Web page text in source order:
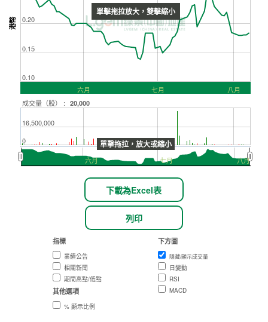
單擊拖拉放大，雙擊縮小
單擊拖拉，放大或縮小
港幣
0.10
0.15
0.20
成交量（股） : 20,000
六月 七月 八月
六月 七月 八月
0
16,500,000
下載為Excel表
列印
指標
業績公告
相關新聞
期間高點/低點
其他選項
% 顯示比例
下方圖
隱藏/顯示成交量
日變動
RSI
MACD